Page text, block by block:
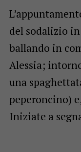
del sodalizio
ballando in
Alessia;
una
peperoncino)
Iniziate a